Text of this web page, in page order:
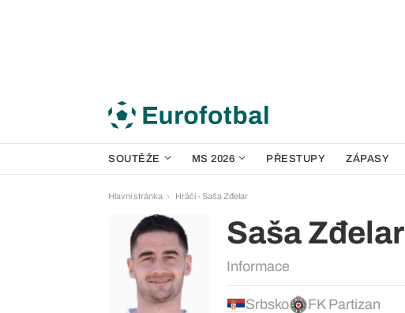
SOUTĚŽE MS 2026 PŘESTUPY ZÁPASY
Hlavní stránka Hráči - Saša Zđelar
Saša Zđelar
Informace
Srbsko FK Partizan